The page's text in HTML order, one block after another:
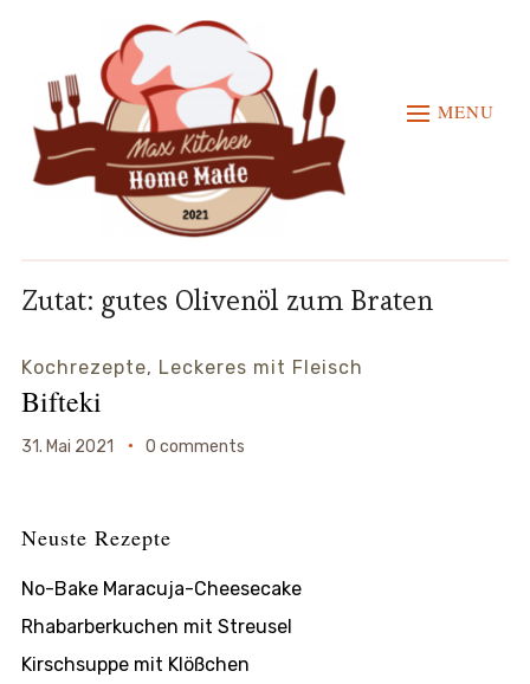
MENU
Zutat: gutes Olivenöl zum Braten
Kochrezepte, Leckeres mit Fleisch
Bifteki
31. Mai 2021 0 comments
Neuste Rezepte
No-Bake Maracuja-Cheesecake
Rhabarberkuchen mit Streusel
Kirschsuppe mit Klößchen